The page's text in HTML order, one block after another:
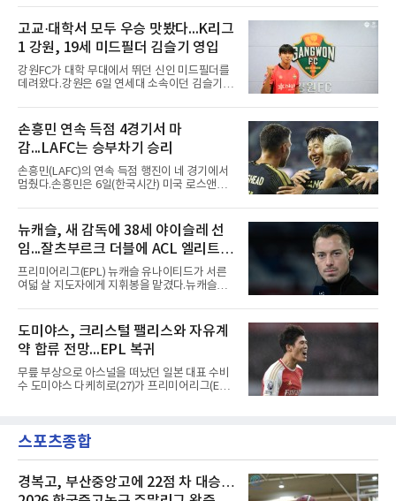
와 2026 쿠팡플레이 시리즈 친선 경기를 치른다.
구단 소집 명단에 이강인이 포함되면서 변수가
없는 한 그의 첫 출격은 서울이 된다.등번호부터
무게가 실렸다. 이강인은 첫 경기부터 7번을 단
다. 2010년대 팀의 전성기를 이끈 앙투안 그리즈
만이 달았던 번호다.합류 과정은 순탄치 않았다.
스페인으로 건너가려던 그는 병역 특례 행정 절
짧게 호흡을 맞춰 경기에 나선다.역할도 관심사
다. 유려한 탈압박과
고교·대학서 모두 우승 맛봤다...K리그
1 강원, 19세 미드필더 김슬기 영입
강원FC가 대학 무대에서 뛰던 신인 미드필더를
데려왔다.강원은 6일 연세대 소속이던 김슬기
조건을 갖췄다.이력은 우승으로 채워져 있다. 수
원고 시절 주축으로 활약하며 지난해 전국고등
리그와 추계전국고등대회 우승에 기여했고, 올
해 연세대 진학 후에는 춘계한산대첩기대학대회
정상에 올랐다. 2024년에는 17세 이하(U-17) 대
표팀 훈련에도 소집됐다.김슬기는 입단하게 돼
기쁘고 영광이라며 프로 무대에서도 성장해 팀
손흥민 연속 득점 4경기서 마
감...LAFC는 승부차기 승리
손흥민(LAFC)의 연속 득점 행진이 네 경기에서
멈췄다.손흥민은 6일(한국시간) 미국 로스앤젤
컵 리그 페이즈 1차전 치바스 과달라하라(멕시
코)전에 선발 출전했으나 공격포인트 없이 후반
41분 타일러 보이드와 교체됐다. 이날 골을 넣었
다면 공식전 5경기 연속 득점이었다. 다만 메이
저리그사커(MLS)에서 이어온 4경기 연속골 기
록은 유지된다.경기는 팽팽했다. 전반 38분 다비
드 마르티네스의 땅볼 크로스를 드니 부앙가가
으로 골대 오른쪽 하단을 찔러 균형을 맞췄다.승
부는 승부차기로 갈렸다. LAFC는
뉴캐슬, 새 감독에 38세 야이슬레 선
임...잘츠부르크 더블에 ACL 엘리트 2
연패 경력
프리미어리그(EPL) 뉴캐슬 유나이티드가 서른
여덟 살 지도자에게 지휘봉을 맡겼다.뉴캐슬은
임을 발표했다. 그는 스페인 라망가에서 진행 중
인 프리시즌 캠프에 곧바로 합류했다. 구단은 유
럽 축구계에서 가장 촉망받는 젊은 감독을 데려
왔다고 밝혔다.이력은 이른 나이에 쌓였다. 서른
셋이던 2021년 오스트리아 레드불 잘츠부르크
사령탑에 올라 첫 시즌 리그와 컵대회를 동시에
제패했고, 구단 역사상 처음으로 팀을 유럽축구
다. 2023년 사우디아라비아 알아흘리로 옮겨
2024-2025시즌과 2025-2026시즌
도미야스, 크리스털 팰리스와 자유계
약 합류 전망...EPL 복귀
무릎 부상으로 아스널을 떠났던 일본 대표 수비
수 도미야스 다케히로(27)가 프리미어리그(EPL)
큰 틀의 계약 조건은 이미 합의됐고 구단은 개막
을 앞두고 영입 절차를 서두르고 있다.그의 최근
지난 시즌 아스널과 상호 합의로 계약을 해지했
고, 네덜란드 아약스에서 시즌 막판 8경기를 소
스포츠종합
경복고, 부산중앙고에 22점 차 대승…